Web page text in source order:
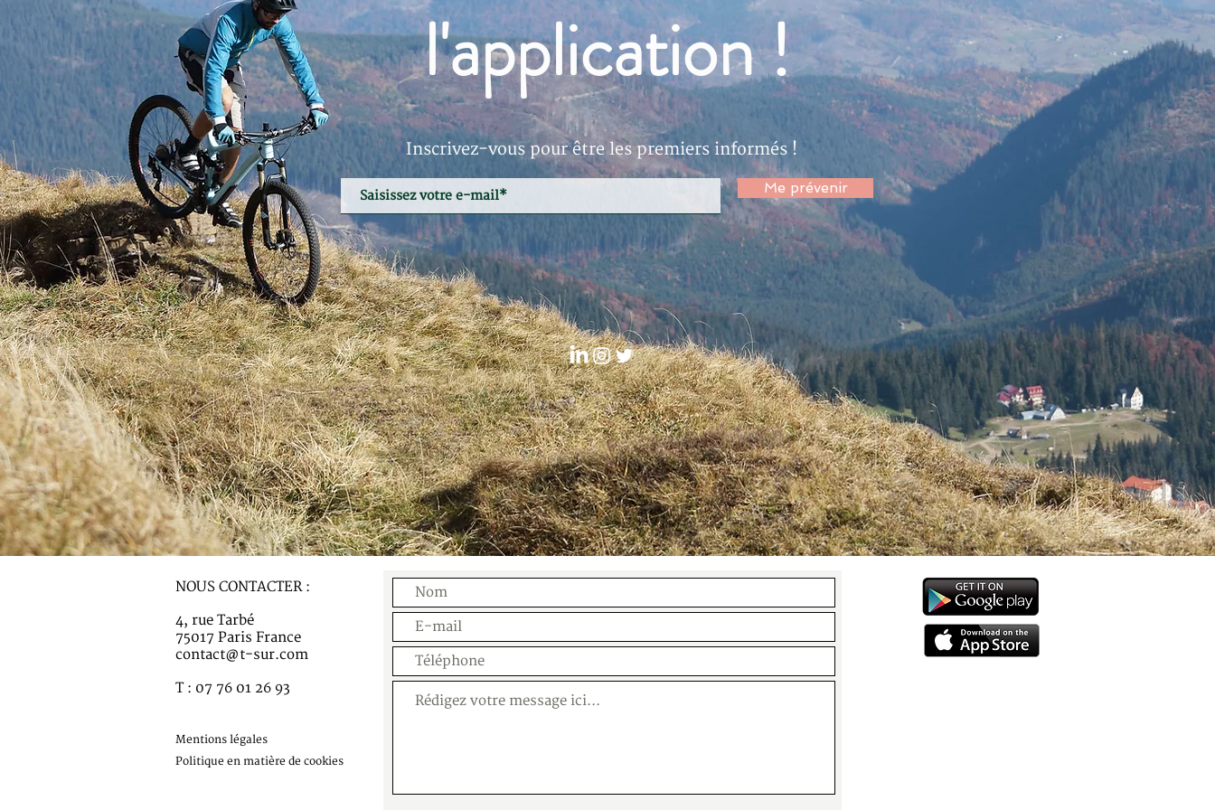
l'application !
Inscrivez-vous pour être les premiers informés !
Me prévenir
NOUS CONTACTER :
4, rue Tarbé
75017 Paris France
contact@t-sur.com
T : 07 76 01 26 93
Mentions légales
Politique en matière de cookies